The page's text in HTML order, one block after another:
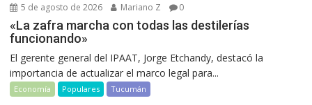
5 de agosto de 2026 Mariano Z 0
«La zafra marcha con todas las destilerías
funcionando»
El gerente general del IPAAT, Jorge Etchandy, destacó la
importancia de actualizar el marco legal para...
Economía Populares Tucumán